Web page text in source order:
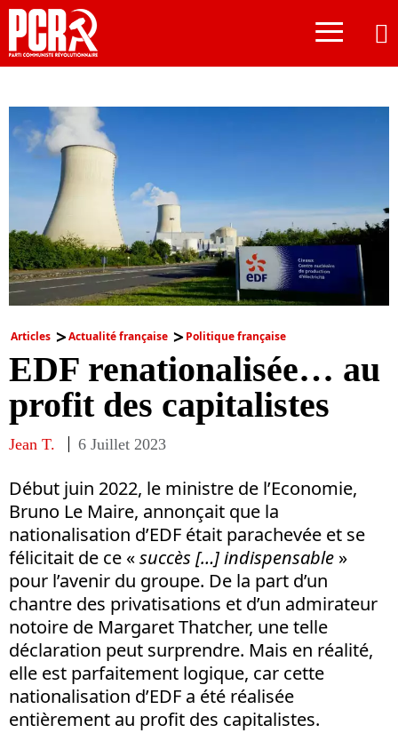
≡
Articles Actualité française Politique française
EDF renationalisée… au
profit des capitalistes
Jean T. 6 Juillet 2023
Début juin 2022, le ministre de l’Economie,
Bruno Le Maire, annonçait que la
nationalisation d’EDF était parachevée et se
félicitait de ce «succès […] indispensable »
pour l’avenir du groupe. De la part d’un
chantre des privatisations et d’un admirateur
notoire de Margaret Thatcher, une telle
déclaration peut surprendre. Mais en réalité,
elle est parfaitement logique, car cette
nationalisation d’EDF a été réalisée
entièrement au profit des capitalistes.